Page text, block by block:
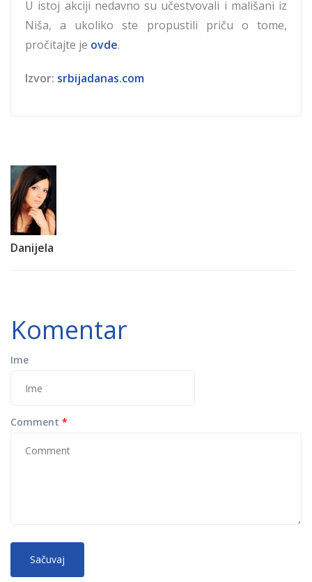
U istoj akciji nedavno su učestvovali i mališani iz
Niša, a ukoliko ste propustili priču o tome,
pročitajte je ovde.
Izvor: srbijadanas.com
Danijela
Komentar
Ime
Comment *
No
HTML